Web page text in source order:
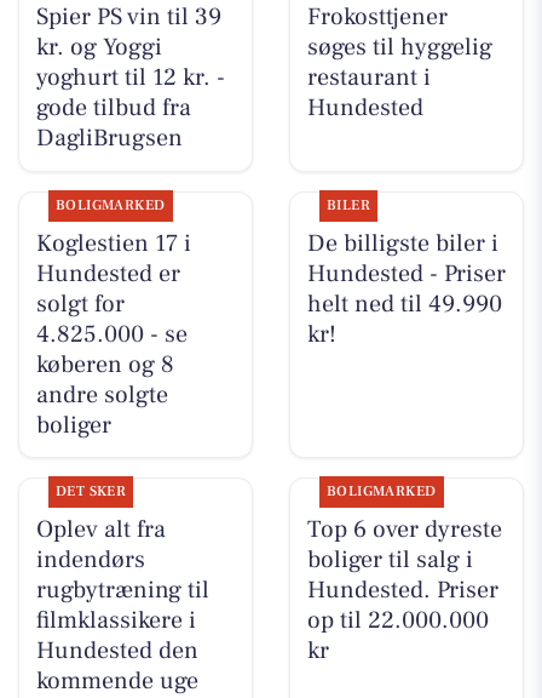
Spier PS vin til 39
kr. og Yoggi
yoghurt til 12 kr. -
gode tilbud fra
DagliBrugsen
Frokosttjener
søges til hyggelig
restaurant i
Hundested
BOLIGMARKED
Koglestien 17 i
Hundested er
solgt for
4.825.000 - se
køberen og 8
andre solgte
boliger
BILER
De billigste biler i
Hundested - Priser
helt ned til 49.990
kr!
DET SKER
Oplev alt fra
indendørs
rugbytræning til
filmklassikere i
Hundested den
kommende uge
BOLIGMARKED
Top 6 over dyreste
boliger til salg i
Hundested. Priser
op til 22.000.000
kr